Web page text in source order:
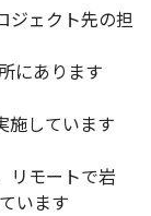
ジェクト先の担
にあります
施しています
リモートで岩
います